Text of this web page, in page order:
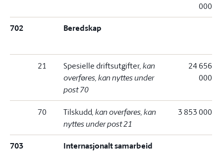
000
702 Beredskap
21 Spesielle driftsutgifter, kan
overføres, kan nyttes under
post 70
24 656
000
70 Tilskudd, kan overføres, kan
nyttes under post 21
3 853 000
703 Internasjonalt samarbeid